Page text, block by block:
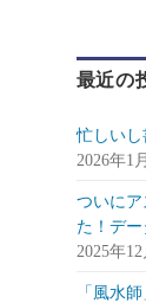
最近の
忙しいし
2026年1
ついにア
た！デー
2025年
「風水